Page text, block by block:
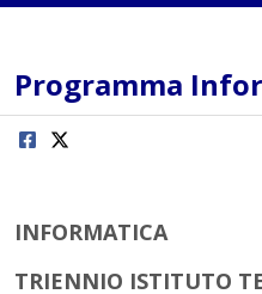
Programma
INFORMATICA
TRIENNIO ISTITUTO